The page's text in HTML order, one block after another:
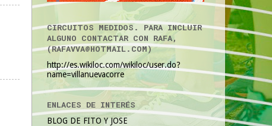
CIRCUITOS MEDIDOS. PARA INCLUIR
ALGUNO CONTACTAR CON RAFA,
(RAFAVVA@HOTMAIL.COM)
http://es.wikiloc.com/wikiloc/user.do?
name=villanuevacorre
ENLACES DE INTERÉS
BLOG DE FITO Y JOSE